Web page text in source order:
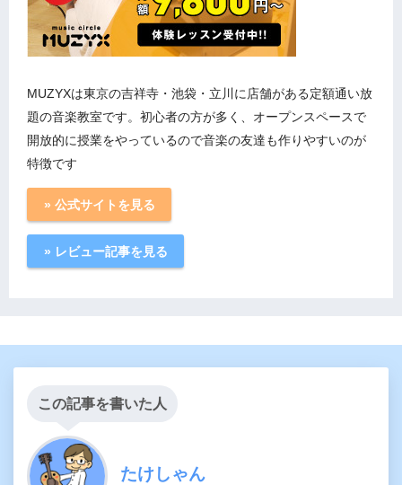
MUZYXは東京の吉祥寺・池袋・立川に店舗がある定額通い放
題の音楽教室です。初心者の方が多く、オープンスペースで
開放的に授業をやっているので音楽の友達も作りやすいのが
特徴です
» 公式サイトを見る
» レビュー記事を見る
この記事を書いた人
たけしゃん